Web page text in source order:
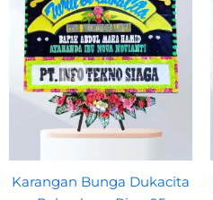
Karangan Bunga Dukacita